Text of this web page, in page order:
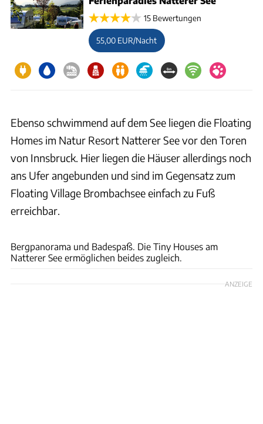
15 Bewertungen
55,00 EUR/Nacht
Ebenso schwimmend auf dem See liegen die Floating
Homes im Natur Resort Natterer See vor den Toren
von Innsbruck. Hier liegen die Häuser allerdings noch
ans Ufer angebunden und sind im Gegensatz zum
Floating Village Brombachsee einfach zu Fuß
erreichbar.
Bergpanorama und Badespaß. Die Tiny Houses am
Natterer See ermöglichen beides zugleich.
ANZEIGE